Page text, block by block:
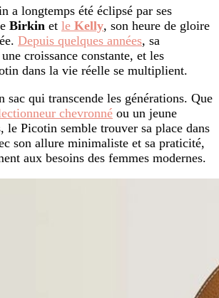
a longtemps été éclipsé par ses
Birkin et le Kelly, son heure de gloire
Depuis quelques années, sa
croissance constante, et les
dans la vie réelle se multiplient.
sac qui transcende les générations. Que
chevronné ou un jeune
le Picotin semble trouver sa place dans
son allure minimaliste et sa praticité,
aux besoins des femmes modernes.